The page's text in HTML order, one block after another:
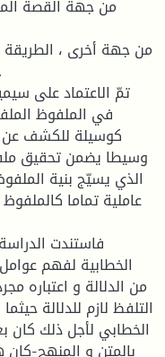
تمّ الاعتماد على
في الملفوظ
كوسيلة للكشف عن
وسيطا يضمن تحقيق
الذي يسيّج بنية
عاملية تماما
فاستندت
الخطابية لفهم
من الدلالة و اعتباره
التلفظ لازم للدلالة
الخطابي لأجل ذلك كان
بالمتن و المنهج-